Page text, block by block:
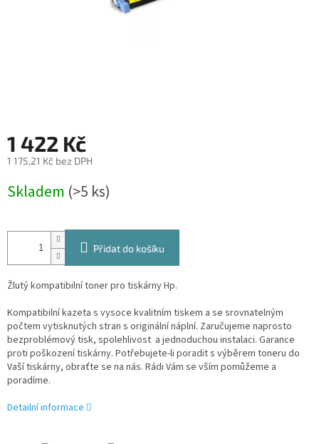
1 422 Kč
1 175,21 Kč bez DPH
cena:
Skladem (>5 ks)
Přidat do košíku
Žlutý kompatibilní toner pro tiskárny Hp.
Kompatibilní kazeta s vysoce kvalitním tiskem a se srovnatelným
počtem vytisknutých stran s originální náplní. Zaručujeme naprosto
bezproblémový tisk, spolehlivost a jednoduchou instalaci. Garance
proti poškození tiskárny. Potřebujete-li poradit s výběrem toneru do
Vaší tiskárny, obraťte se na nás. Rádi Vám se vším pomůžeme a
poradíme.
Detailní informace